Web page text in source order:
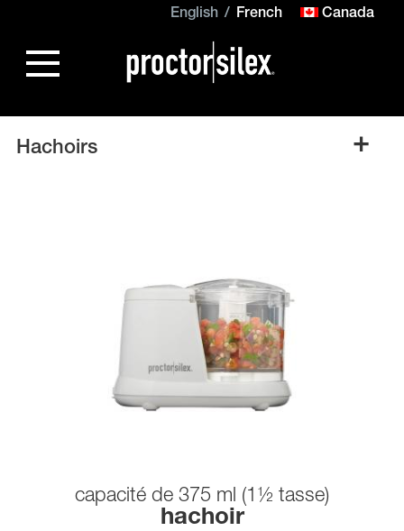
English French Canada
Hachoirs +
capacité de 375 ml (1½ tasse)
hachoir